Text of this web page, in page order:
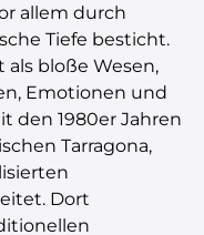
allem durch
Tiefe besticht.
als bloße Wesen,
Emotionen und
den 1980er Jahren
Tarragona,
Dort